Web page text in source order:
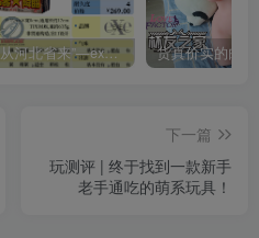
“我从河北省来”—exe河北彩花（中高刺激）评测 | ¥200-400区间 – 4星推荐
下一篇
玩测评 | 终于找到一款新手
老手通吃的萌系玩具！